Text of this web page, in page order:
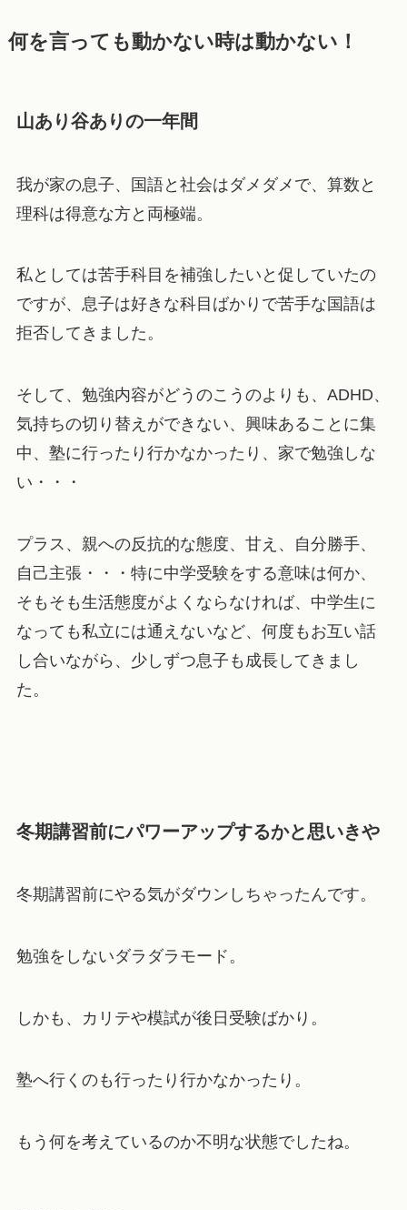
何を言っても動かない時は動かない！
山あり谷ありの一年間
我が家の息子、国語と社会はダメダメで、算数と
理科は得意な方と両極端。
私としては苦手科目を補強したいと促していたの
ですが、息子は好きな科目ばかりで苦手な国語は
拒否してきました。
そして、勉強内容がどうのこうのよりも、ADHD、
気持ちの切り替えができない、興味あることに集
中、塾に行ったり行かなかったり、家で勉強しな
い・・・
プラス、親への反抗的な態度、甘え、自分勝手、
自己主張・・・特に中学受験をする意味は何か、
そもそも生活態度がよくならなければ、中学生に
なっても私立には通えないなど、何度もお互い話
し合いながら、少しずつ息子も成長してきまし
た。
冬期講習前にパワーアップするかと思いきや
冬期講習前にやる気がダウンしちゃったんです。
勉強をしないダラダラモード。
しかも、カリテや模試が後日受験ばかり。
塾へ行くのも行ったり行かなかったり。
もう何を考えているのか不明な状態でしたね。